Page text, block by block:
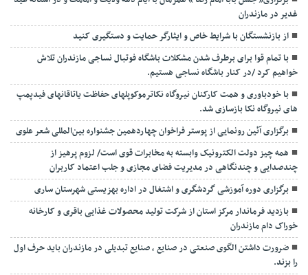
غدیر در مازندران
از بازنشستگان با شرایط خاص و ایثارگر حمایت و دستگیری کنید
با تمام قوا برای برطرف شدن مشکلات باشگاه فوتبال نساجی مازندران تلاش
خواهیم کرد /در کنار باشگاه نساجی هستیم.
با خودباوری و همت کارکنان نیروگاه نکاترموکوپلهای حفاظت یاتاقانهای فیدپمپ
های نیروگاه نکا بازسازی شد.
برگزاری آئین رونمایی از پوستر فراخوان چهاردهمین جشنواره بین‌المللی شعر علوی
همه چیز دولت الکترونیک وابسته به مخابرات قوی است/ لزوم پرهیز از
چندصدایی و چندنگاهی در مدیریت فضای مجازی و جلب اعتماد کاربران
برگزاری دوره آموزشی گردشگری و اشتغال در اداره بهزیستی شهرستان ساری
بازدید فرماندار مرکز استان از شرکت تولید محصولات غذایی باقری و کارخانه
خوراک دام مازندران
ضرورت داشتن الگوی صنعتی در صنایع ، صنایع تبدیلی در مازندران باید حرف اول
را بزند.